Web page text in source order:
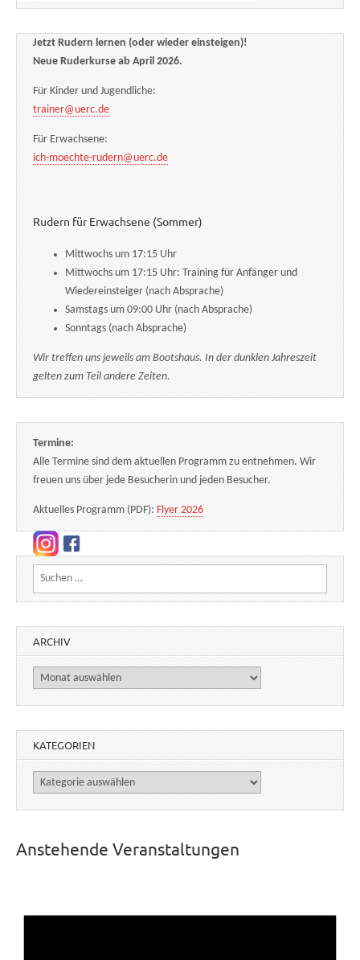
Jetzt Rudern lernen (oder wieder einsteigen)!
Neue Ruderkurse ab April 2026.
Für Kinder und Jugendliche:
trainer@uerc.de
Für Erwachsene:
ich-moechte-rudern@uerc.de
Rudern für Erwachsene (Sommer)
Mittwochs um 17:15 Uhr
Mittwochs um 17:15 Uhr: Training für Anfänger und
Wiedereinsteiger (nach Absprache)
Samstags um 09:00 Uhr (nach Absprache)
Sonntags (nach Absprache)
Wir treffen uns jeweils am Bootshaus. In der dunklen Jahreszeit
gelten zum Teil andere Zeiten.
Termine:
Alle Termine sind dem aktuellen Programm zu entnehmen. Wir
freuen uns über jede Besucherin und jeden Besucher.
Aktuelles Programm (PDF): Flyer 2026
Suchen nach:
ARCHIV
Archiv
KATEGORIEN
Kategorien
Anstehende Veranstaltungen